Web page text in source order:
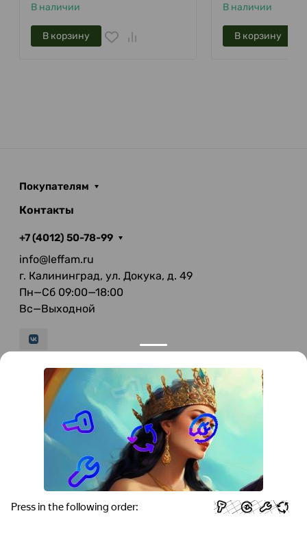
В наличии
В корзину
В наличии
В корзину
Покупателям
Контакты
+7 (4012) 50-78-99
info@leffam.ru
г. Калининград, ул. Докука, д. 49
Пн—Сб 09:00—18:00
Вс—Выходной
© 2026 LeFFAM — материалы для качественной
мягкой мебели
Получение и обработка персональных данных происходит в
соответствии с Федеральным законом от 27.07.2006 года №152-ФЗ
"О персональных данных", на условиях и для целей, определенных
Политикой конфиденциальности.
Все права защищены. Использование информации с сайта без
разрешения запрещено. Информация, указанная на сайте, не
является публичной офертой.
ООО "Мебель-Холл" ИНН: 3904613126 ОГРН: 1103925020517